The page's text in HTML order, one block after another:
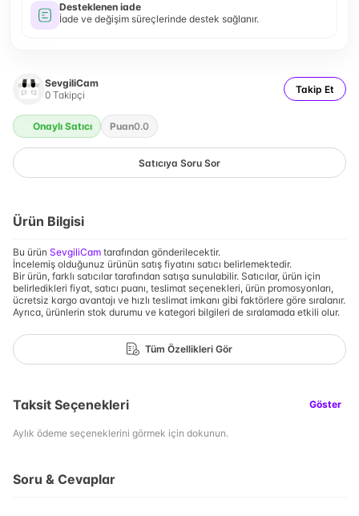
Desteklenen iade
İade ve değişim süreçlerinde destek sağlanır.
SevgiliCam
0 Takipçi Takip Et
Onaylı Satıcı Puan0.0
Satıcıya Soru Sor
Ürün Bilgisi
Bu ürün SevgiliCam tarafından gönderilecektir.
İncelemiş olduğunuz ürünün satış fiyatını satıcı belirlemektedir.
Bir ürün, farklı satıcılar tarafından satışa sunulabilir. Satıcılar, ürün için
belirledikleri fiyat, satıcı puanı, teslimat seçenekleri, ürün promosyonları,
ücretsiz kargo avantajı ve hızlı teslimat imkanı gibi faktörlere göre sıralanır.
Ayrıca, ürünlerin stok durumu ve kategori bilgileri de sıralamada etkili olur.
Tüm Özellikleri Gör
Taksit Seçenekleri Göster
Aylık ödeme seçeneklerini görmek için dokunun.
Soru & Cevaplar